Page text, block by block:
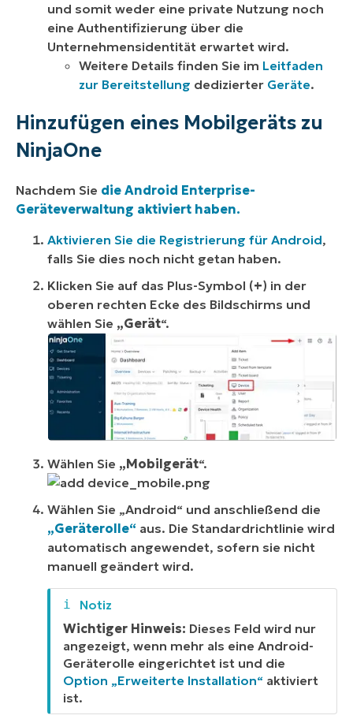
und somit weder eine private Nutzung noch
eine Authentifizierung über die
Unternehmensidentität erwartet wird.
Weitere Details finden Sie im Leitfaden
zur Bereitstellung dedizierter Geräte.
Hinzufügen eines Mobilgeräts zu
NinjaOne
Nachdem Sie die Android Enterprise-
Geräteverwaltung aktiviert haben.
Aktivieren Sie die Registrierung für Android,
falls Sie dies noch nicht getan haben.
Klicken Sie auf das Plus-Symbol (+) in der
oberen rechten Ecke des Bildschirms und
wählen Sie „Gerät“.
Wählen Sie „Mobilgerät“.
Wählen Sie „Android“ und anschließend die
„Geräterolle“ aus. Die Standardrichtlinie wird
automatisch angewendet, sofern sie nicht
manuell geändert wird.
Wichtiger Hinweis: Dieses Feld wird nur
angezeigt, wenn mehr als eine Android-
Geräterolle eingerichtet ist und die
Option „Erweiterte Installation“ aktiviert
ist.